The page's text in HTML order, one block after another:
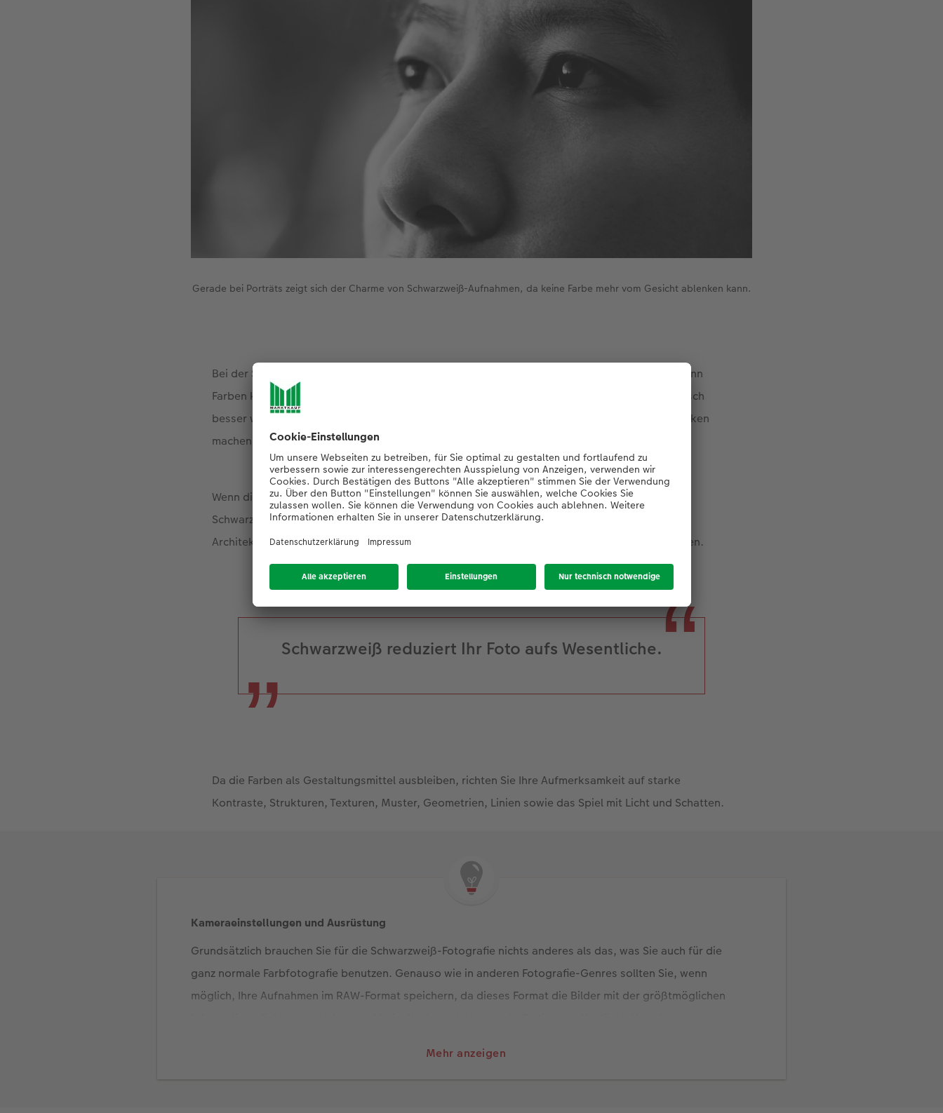
Gerade bei Porträts zeigt sich der Charme von Schwarzweiß-Aufnahmen, da keine Farbe mehr vom Gesicht ablenken kann.
Bei der Schwarzweiß-Fotografie wird oft von der Reduktion auf das Nötigste gesprochen, denn
Farben können vom eigentlichen Motiv ablenken. Das bedeutet nicht, dass ein Bild automatisch
besser wird, wenn Sie diese wegfallen lassen. Sie sollten sich auf jeden Fall im Vorfeld Gedanken
machen, warum Sie ein Bild lieber in Schwarzweiß machen.
Wenn die Farbe das eigentliche Motiv ist – zum Beispiel eine Reihe bunter Häuser – dann ist
Schwarzweiß wahrscheinlich die falsche Wahl. Bei einem Charakterporträt oder moderner
Architektur hingegen können Sie in Schwarzweiß die Wirkung Ihrer Bilder sehr leicht verstärken.
Schwarzweiß reduziert Ihr Foto aufs Wesentliche.
Da die Farben als Gestaltungsmittel ausbleiben, richten Sie Ihre Aufmerksamkeit auf starke
Kontraste, Strukturen, Texturen, Muster, Geometrien, Linien sowie das Spiel mit Licht und Schatten.
Mehr anzeigen
Kameraeinstellungen und Ausrüstung
Grundsätzlich brauchen Sie für die Schwarzweiß-Fotografie nichts anderes als das, was Sie auch für die
ganz normale Farbfotografie benutzen. Genauso wie in anderen Fotografie-Genres sollten Sie, wenn
möglich, Ihre Aufnahmen im RAW-Format speichern, da dieses Format die Bilder mit der größtmöglichen